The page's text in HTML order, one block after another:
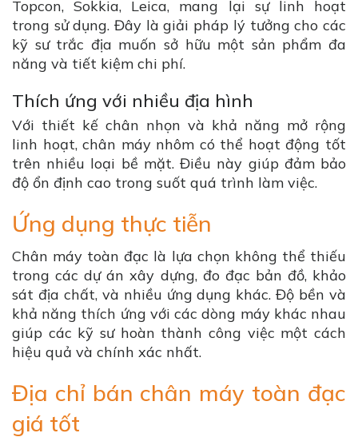
Topcon, Sokkia, Leica, mang lại sự linh hoạt
trong sử dụng. Đây là giải pháp lý tưởng cho các
kỹ sư trắc địa muốn sở hữu một sản phẩm đa
năng và tiết kiệm chi phí.
Thích ứng với nhiều địa hình
Với thiết kế chân nhọn và khả năng mở rộng
linh hoạt, chân máy nhôm có thể hoạt động tốt
trên nhiều loại bề mặt. Điều này giúp đảm bảo
độ ổn định cao trong suốt quá trình làm việc.
Ứng dụng thực tiễn
Chân máy toàn đạc là lựa chọn không thể thiếu
trong các dự án xây dựng, đo đạc bản đồ, khảo
sát địa chất, và nhiều ứng dụng khác. Độ bền và
khả năng thích ứng với các dòng máy khác nhau
giúp các kỹ sư hoàn thành công việc một cách
hiệu quả và chính xác nhất.
Địa chỉ bán chân máy toàn đạc
giá tốt